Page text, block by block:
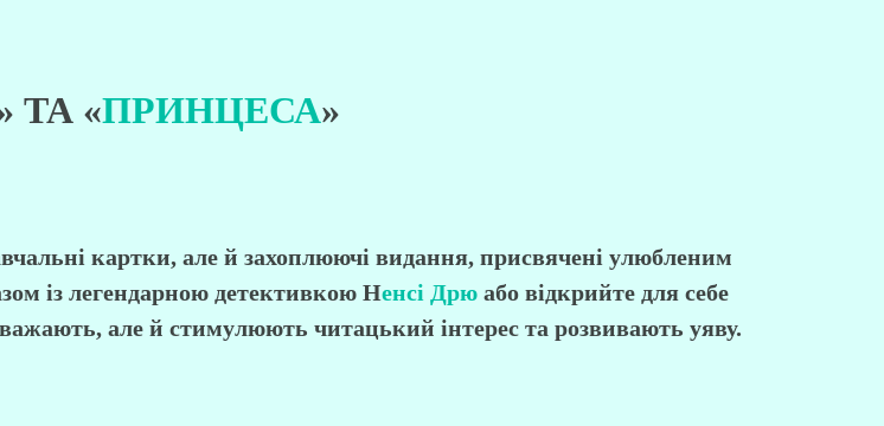
ТА «ПРИНЦЕСА»
картки, але й захоплюючі видання, присвячені улюбленим
із легендарною детективкою Ненсі Дрю або відкрийте для себе
але й стимулюють читацький інтерес та розвивають уяву.